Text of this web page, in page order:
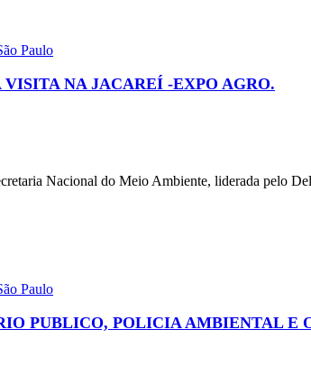
Paulo
NA JACAREÍ -EXPO AGRO.
Nacional do Meio Ambiente, liderada pelo
Paulo
PUBLICO, POLICIA AMBIENTAL E